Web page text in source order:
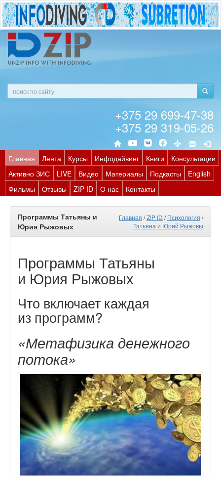
+375 29 699-47-38
+375 29 319-05-26
Главная Лента Курсы Инфодайвинг Книги
Консультации
Активно ЗИС
LIVE Видео Материалы Подкасты
English
Фильмы
Отзывы ZIP ID О нас Контакты
Программы Татьяны и
Юрия Рыжовых
Главная /ZIP ID /Психология /
Татьяна и Юрий Рыжовы
Программы Татьяны
и Юрия Рыжовых
Что включает каждая
из программ?
«Метафизика денежного
потока»